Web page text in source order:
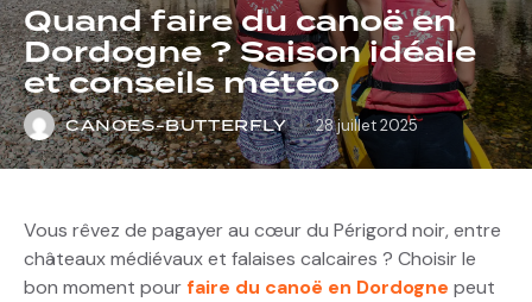
Quand faire du canoë en
Dordogne ? Saison idéale
et conseils météo
CANOES-BUTTERFLY 28 juillet 2025
Vous rêvez de pagayer au cœur du Périgord noir, entre
châteaux médiévaux et falaises calcaires ? Choisir le
bon moment pourfaire du canoë en Dordogne peut